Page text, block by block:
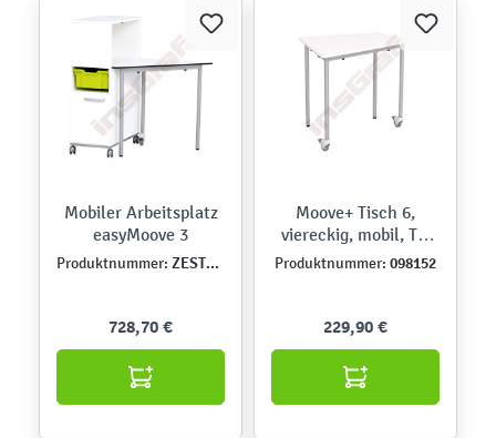
Mobiler Arbeitsplatz
easyMoove 3
Produktnummer: ZEST5586
728,70 €
Moove+ Tisch 6,
viereckig, mobil, TH
76 cm - weiß
Produktnummer: 098152
229,90 €